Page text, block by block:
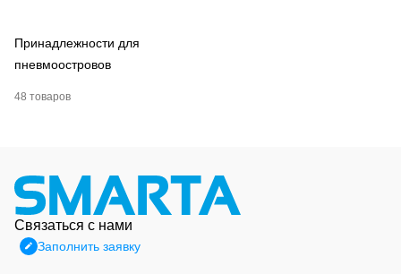
Принадлежности для
пневмоостровов
48 товаров
Связаться с нами
Заполнить заявку